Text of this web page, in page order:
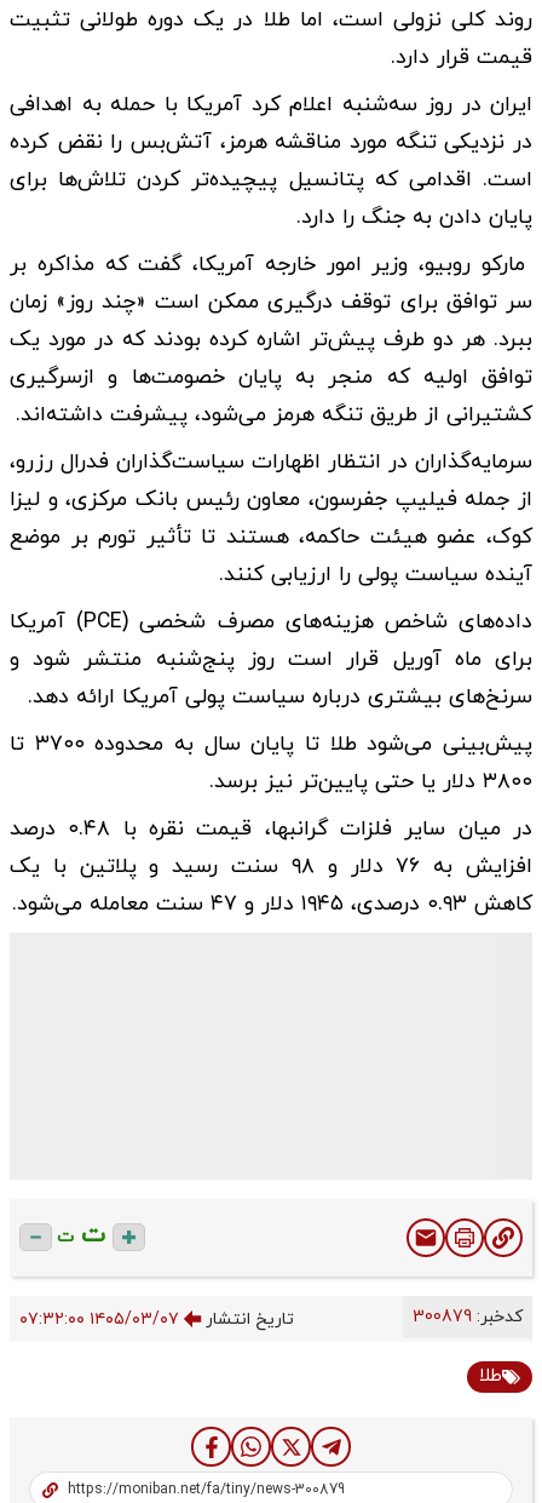
روند کلی نزولی است، اما طلا در یک دوره‌ طولانی تثبیت
قیمت قرار دارد.
ایران در روز سه‌شنبه اعلام کرد آمریکا با حمله به اهدافی
در نزدیکی تنگه مورد مناقشه هرمز، آتش‌بس را نقض کرده
است. اقدامی که پتانسیل پیچیده‌تر کردن تلاش‌ها برای
پایان دادن به جنگ را دارد.
مارکو روبیو، وزیر امور خارجه آمریکا، گفت که مذاکره بر
سر توافق برای توقف درگیری ممکن است «چند روز» زمان
ببرد. هر دو طرف پیش‌تر اشاره کرده بودند که در مورد یک
توافق اولیه که منجر به پایان خصومت‌ها و ازسرگیری
کشتیرانی از طریق تنگه هرمز می‌شود، پیشرفت داشته‌اند.
سرمایه‌گذاران در انتظار اظهارات سیاست‌گذاران فدرال رزرو،
از جمله فیلیپ جفرسون، معاون رئیس بانک مرکزی، و لیزا
کوک، عضو هیئت حاکمه، هستند تا تأثیر تورم بر موضع
آینده سیاست پولی را ارزیابی کنند.
داده‌های شاخص هزینه‌های مصرف شخصی (PCE) آمریکا
برای ماه آوریل قرار است روز پنج‌شنبه منتشر شود و
سرنخ‌های بیشتری درباره سیاست پولی آمریکا ارائه دهد.
پیش‌بینی می‌شود طلا تا پایان سال به محدوده ۳۷۰۰ تا
۳۸۰۰ دلار یا حتی پایین‌تر نیز برسد.
در میان سایر فلزات گرانبها، قیمت نقره با ۰.۴۸ درصد
افزایش به ۷۶ دلار و ۹۸ سنت رسید و پلاتین با یک
کاهش ۰.۹۳ درصدی، ۱۹۴۵ دلار و ۴۷ سنت معامله می‌شود.
ت ت
کدخبر: تاریخ انتشار ۱۴۰۵/۰۳/۰۷ ۰۷:۳۲:۰۰
طلا